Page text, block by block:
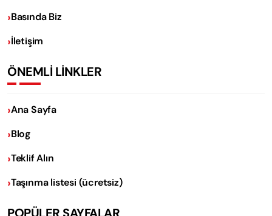
Basında Biz
İletişim
ÖNEMLİ LİNKLER
Ana Sayfa
Blog
Teklif Alın
Taşınma listesi (ücretsiz)